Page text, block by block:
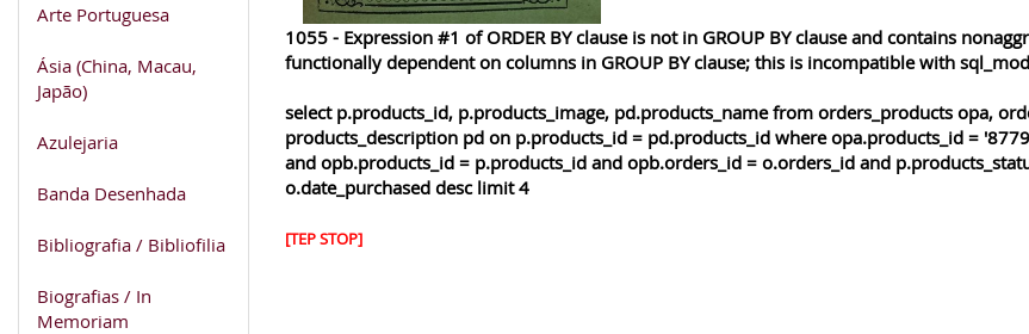
Arte Portuguesa
Ásia (China, Macau,
Japão)
Azulejaria
Banda Desenhada
Bibliografia / Bibliofilia
Biografias / In
Memoriam
1055 - Expression #1 of ORDER BY clause is not in GROUP BY clause and contains
functionally dependent on columns in GROUP BY clause; this is incompatible with
select p.products_id, p.products_image, pd.products_name from orders_products opa,
products_description pd on p.products_id = pd.products_id where opa.products_id =
and opb.products_id = p.products_id and opb.orders_id = o.orders_id and
o.date_purchased desc limit 4
[TEP STOP]